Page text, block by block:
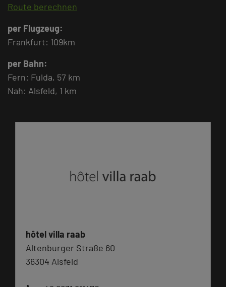
Route berechnen
per Flugzeug:
Frankfurt: 109km
per Bahn:
Fern: Fulda, 57 km
Nah: Alsfeld, 1 km
hôtel villa raab
Altenburger Straße 60
36304 Alsfeld